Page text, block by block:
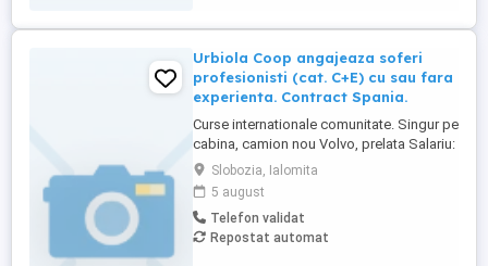
Urbiola Coop angajeaza soferi
profesionisti (cat. C+E) cu sau fara
experienta. Contract Spania.
Curse internationale comunitate. Singur pe
cabina, camion nou Volvo, prelata Salariu:
2700 luna net 12.000 km (garantat) Prima
0,06 camion km extra peste 12000 km; +
100 prima la angajare pt. ADR; + 300 prima
pentru 6 luni lucrate; + 300 prima pentru 9
luni lucrate; + 300 prima pentru 12 luni
Slobozia, Ialomita
5 august
Telefon validat
Repostat automat